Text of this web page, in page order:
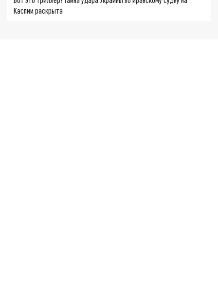
Каспии раскрыта